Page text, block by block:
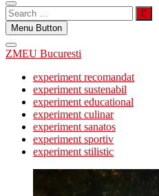
Search
…Menu Button
ZMEU Bucuresti
experiment recomandat
experiment sustenabil
experiment educational
experiment culinar
experiment sanatos
experiment sportiv
experiment stilistic